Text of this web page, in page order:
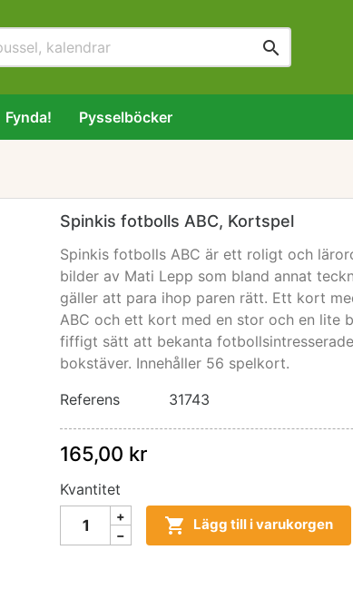

Fynda! Pysselböcker
Spinkis fotbolls ABC, Kortspel
Spinkis fotbolls ABC är ett roligt och
bilder av Mati Lepp som bland annat
gäller att para ihop paren rätt. Ett kort
ABC och ett kort med en stor och en lite
fiffigt sätt att bekanta
bokstäver. Innehåller 56 spelkort.
Referens
31743
165,00 kr
Kvantitet
 Lägg till i varukorgen